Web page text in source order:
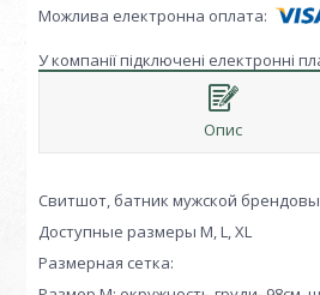
У компанії підключені електронні
Опис
Свитшот, батник мужской
Доступные размеры M, L, XL
Размерная сетка: